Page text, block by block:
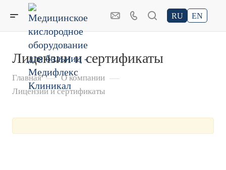
RU EN
Лицензии и сертификаты
Главная — О компании —
Лицензии и сертификаты